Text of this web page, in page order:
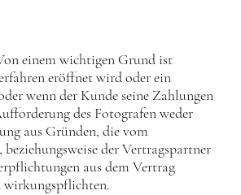
einem wichtigen Grund ist
eröffnet wird oder ein
wenn der Kunde seine Zahlungen
des Fotografen weder
aus Gründen, die vom
der Vertragspartner
aus dem Vertrag
wirkungspflichten.